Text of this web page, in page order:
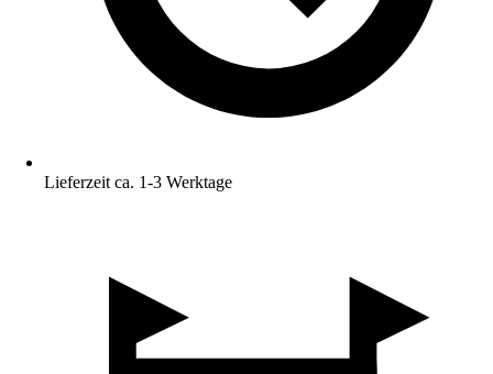
Lieferzeit ca. 1-3 Werktage